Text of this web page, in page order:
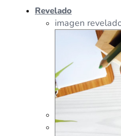
Tazas
Revelado
imagen